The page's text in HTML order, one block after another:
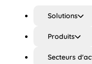
Solutions
Produits
Secteurs